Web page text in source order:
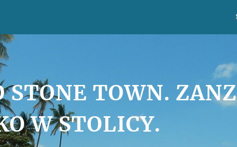
TOWN.
W STOLICY.